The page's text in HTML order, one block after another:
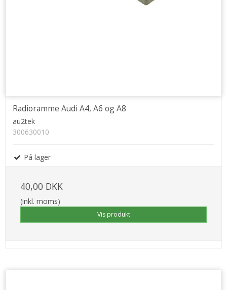
Radioramme Audi A4, A6 og A8
au2tek
300630010
På lager
40,00 DKK
(inkl. moms)
Vis produkt